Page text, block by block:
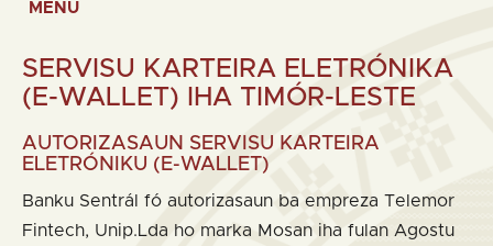
MENU
SERVISU KARTEIRA ELETRÓNIKA
(E-WALLET) IHA TIMÓR-LESTE
AUTORIZASAUN SERVISU KARTEIRA
ELETRÓNIKU (E-WALLET)
Banku Sentrál fó autorizasaun ba empreza Telemor
Fintech, Unip.Lda ho marka Mosan iha fulan Agostu